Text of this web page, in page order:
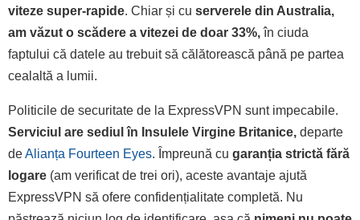
viteze super-rapide. Chiar și cu serverele din Australia,
am văzut o scădere a vitezei de doar 33%,în ciuda
faptului că datele au trebuit să călătorească până pe partea
cealaltă a lumii.
Politicile de securitate de la ExpressVPN sunt impecabile.
Serviciul are sediul în Insulele Virgine Britanice, departe
deAlianța Fourteen Eyes. Împreună cu garanția strictă fără
logare (am verificat de trei ori), aceste avantaje ajută
ExpressVPN să ofere confidențialitate completă. Nu